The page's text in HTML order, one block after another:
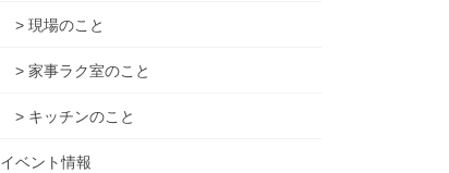
> 現場のこと
> 家事ラク室のこと
> キッチンのこと
イベント情報